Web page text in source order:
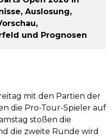
Auslosung,
und Prognosen
mit den Partien der
die Pro-Tour-Spieler auf
stoßen die
die zweite Runde wird